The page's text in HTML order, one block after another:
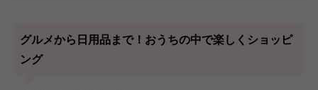
グルメから日用品まで！おうちの中で楽しくショッピ
ング